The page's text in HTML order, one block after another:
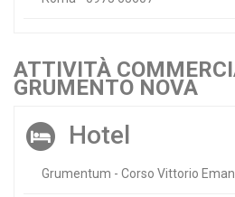
ATTIVITÀ
GRUMENTO NOVA
Hotel
Grumentum - Corso Vittorio